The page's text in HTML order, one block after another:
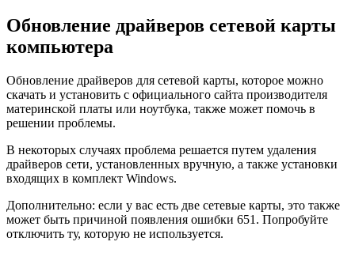
Обновление драйверов сетевой карты
компьютера
Обновление драйверов для сетевой карты, которое можно
скачать и установить с официального сайта производителя
материнской платы или ноутбука, также может помочь в
решении проблемы.
В некоторых случаях проблема решается путем удаления
драйверов сети, установленных вручную, а также установки
входящих в комплект Windows.
Дополнительно: если у вас есть две сетевые карты, это также
может быть причиной появления ошибки 651. Попробуйте
отключить ту, которую не используется.